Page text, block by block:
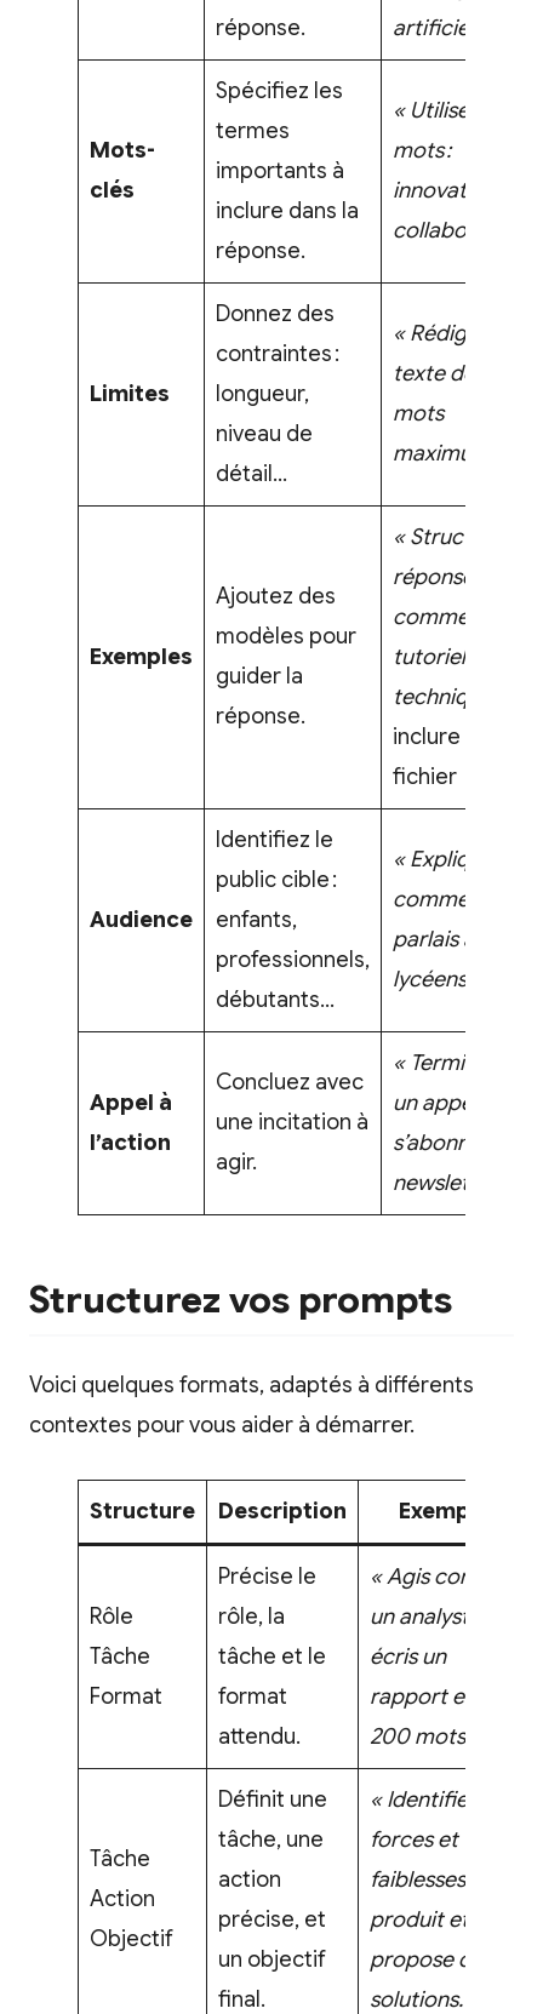
réponse.
artificielle. »
Mots-
clés
Spécifiez les
termes
importants à
inclure dans la
réponse.
« Utilise les
mots :
innovation, IA,
collaboration.
Limites
Donnez des
contraintes :
longueur,
niveau de
détail…
« Rédige un
texte de 100
mots
maximum. »
Exemples
Ajoutez des
modèles pour
guider la
réponse.
« Structure ta
réponse
comme ce
tutoriel
technique. »
inclure le
fichier
Audience
Identifiez le
public cible :
enfants,
professionnels,
débutants…
« Explique
comme si tu
parlais à des
lycéens. »
Appel à
l’action
Concluez avec
une incitation à
agir.
« Termine avec
un appel à
s’abonner à
newsletter. »
Structurez vos prompts
Voici quelques formats, adaptés à différents
contextes pour vous aider à démarrer.
Structure Description Exemple
Rôle
Tâche
Format
Précise le
rôle, la
tâche et le
format
attendu.
« Agis comme
un analyste,
écris un
rapport en
200 mots. »
Tâche
Action
Objectif
Définit une
tâche, une
action
précise, et
un objectif
final.
« Identifie les
forces et
faiblesses d’un
produit et
propose des
solutions. »